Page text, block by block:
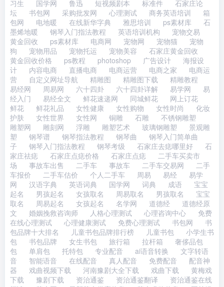
习生
国学网 鲁迅 短视频剧本 标准件
石家庄论
坛
书包网 采购批发网 心理测试 商务英语培训
箱
包网
电地暖 在线新华字典 雅思培训 ps素材库
石
墨烯地暖
钢琴入门指法教程 英语培训机构
宠物交易
黄金回收
ps素材库 电商网 宠物网 宠物猫
宠物
狗
宠物用品 宠物托运 宠物美容
石家庄黄金回收
黄金回收价格
ps教程 photoshop 广告设计
海报设
计
内容电商 直播电商 电商运营 电商之家
电商运
营
自定义网址导航 精雕图 精雕图下载
精雕教程
易经网
周易网 六十四卦 六十四卦详解 易学网
易
经入门
易经全文 鲜花速递网 同城鲜花
网上订花
鲜花
鲜花礼品 女性健康 女性购物 女性时尚
化妆
护肤
女性世界 女性网 铜雕 石雕
不锈钢雕塑
雕塑网
雕刻网 浮雕 雕塑艺术 玻璃钢雕塑
景观雕
塑
钢琴谱 钢琴指法教程 钢琴曲
钢琴入门简单曲
子
钢琴入门指法教程 钢琴考级 石家庄去痣哪里好
石
家庄祛痣
石家庄点痣价格 石家庄点痣
二手车买卖市
场
事故车出售 二手车 事故车 二手车交易网
二手
车报价
二手车估价 个人二手车 周易 易经
易学
网
汉语字典 英语词典 国学网 词典 成语
宝宝
起名
男孩起名 女孩取名 周易取名 男孩取名
宝宝
取名
周易起名 女孩起名 名学网 道德经
道德经原
文
婚姻挽救咨询师 人格心理测试 心理咨询中心
免费
在线心理测试
心理健康测试 免费心理测试 书包网
书
包品牌十大排名
儿童书包品牌排行榜 儿童书包
小学生书
包
书包品牌 女生书包 旅行箱 拉杆箱
奢侈品包
包
单肩包 托特包 专业配音 ai语音转换
文字转语
音
智能语音 在线配音 真人配音 免费配音
配音神
器
戏曲视频下载 河南豫剧大全下载 戏曲下载
黄梅戏
下载
豫剧下载 资治通鉴 资治通鉴翻译
资治通鉴在线